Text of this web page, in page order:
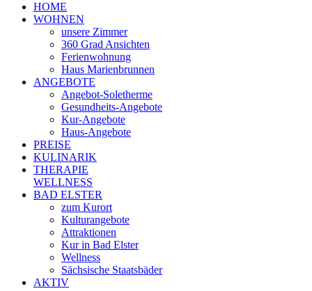
HOME
WOHNEN
unsere Zimmer
360 Grad Ansichten
Ferienwohnung
Haus Marienbrunnen
ANGEBOTE
Angebot-Soletherme
Gesundheits-Angebote
Kur-Angebote
Haus-Angebote
PREISE
KULINARIK
THERAPIE
WELLNESS
BAD ELSTER
zum Kurort
Kulturangebote
Attraktionen
Kur in Bad Elster
Wellness
Sächsische Staatsbäder
AKTIV